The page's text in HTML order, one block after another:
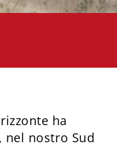
ha
nostro Sud